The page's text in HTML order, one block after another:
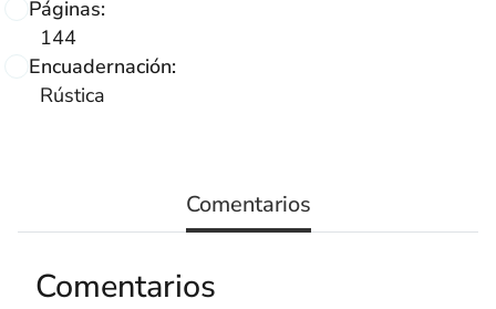
Páginas:
144
Encuadernación:
Rústica
Comentarios
Comentarios